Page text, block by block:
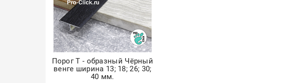
Порог Т - образный Чёрный
венге ширина 13; 18; 26; 30;
40 мм.